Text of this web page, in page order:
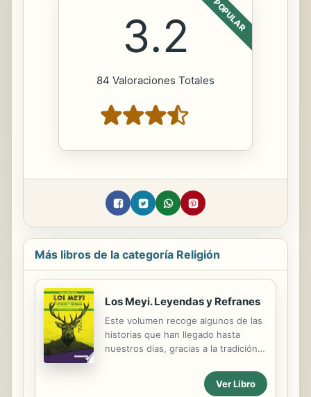
POPULAR
3.2
84 Valoraciones Totales
Más libros de la categoría Religión
Los Meyi. Leyendas y Refranes
Este volumen recoge algunos de las
historias que han llegado hasta
nuestros días, gracias a la tradición
sacerdotes de ifa que se han
conservado y que sus albaceas
Ver Libro